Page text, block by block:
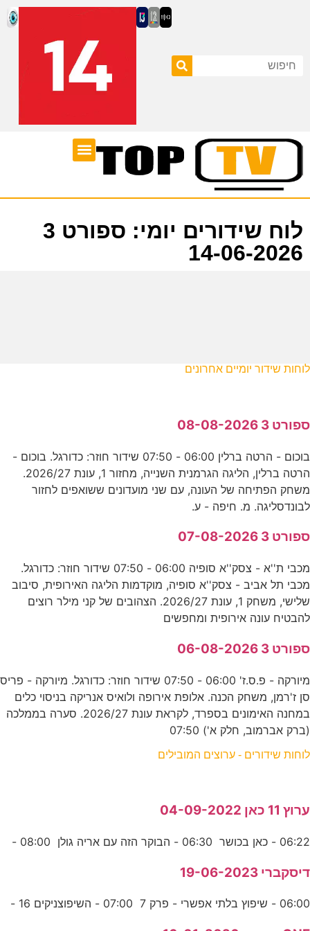
לוח שידורים יומי: ספורט 3
14-06-2026
לוחות שידור יומיים אחרונים
ספורט 3 08-08-2026
בוכום - הרטה ברלין 06:00 - 07:50 שידור חוזר: כדורגל. בוכום -
הרטה ברלין, הליגה הגרמנית השנייה, מחזור 1, עונת 2026/27.
משחק הפתיחה של העונה, עם שני מועדונים ששואפים לחזור
לבונדסליגה. מ. חיפה - ע.
ספורט 3 07-08-2026
מכבי ת''א - צסק''א סופיה 06:00 - 07:50 שידור חוזר: כדורגל.
מכבי תל אביב - צסק''א סופיה, מוקדמות הליגה האירופית, סיבוב
שלישי, משחק 1, עונת 2026/27. הצהובים של קני מילר רוצים
להבטיח עונה אירופית ומחפשים
ספורט 3 06-08-2026
מיורקה - פ.ס.ז' 06:00 - 07:50 שידור חוזר: כדורגל. מיורקה - פריס
סן ז'רמן, משחק הכנה. אלופת אירופה ולואיס אנריקה בניסוי כלים
במחנה האימונים בספרד, לקראת עונת 2026/27. סערה בממלכה
(ברק אברמוב, חלק א') 07:50
לוחות שידורים - ערוצים המובילים
ערוץ 11 כאן 04-09-2022
06:22 - כאן בכושר 06:30 - הבוקר הזה עם אריה גולן 08:00 -
דיסקברי 19-06-2023
06:00 - שיפוץ בלתי אפשרי - פרק 7 07:00 - השיפוצניקים 16 -